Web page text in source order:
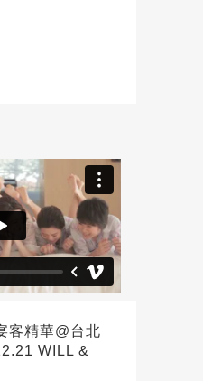
客精華@台北
WILL &